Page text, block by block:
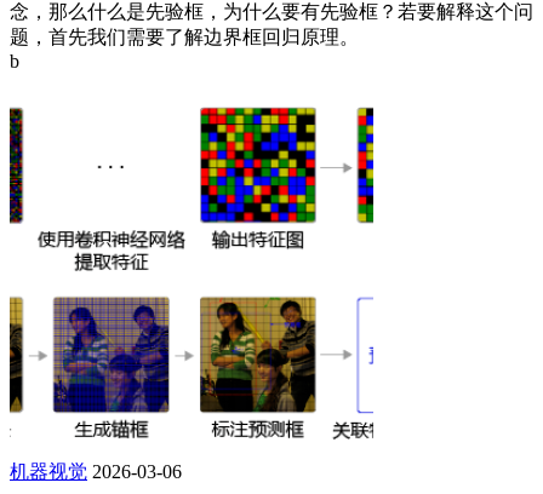
念，那么什么是先验框，为什么要有先验框？若要解释这个问
题，首先我们需要了解边界框回归原理。
b
机器视觉 2026-03-06